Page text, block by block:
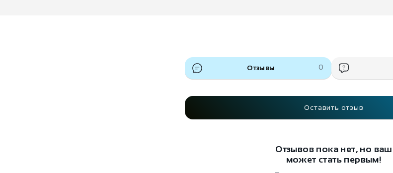
Отзывы 0
Оставить отзыв
Отзывов пока нет, но ваш
может стать первым!